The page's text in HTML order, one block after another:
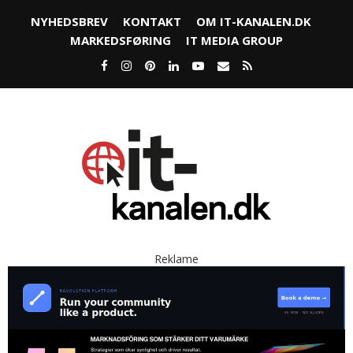
NYHEDSBREV KONTAKT
OM IT-KANALEN.DK
MARKEDSFØRING
IT MEDIA GROUP
Reklame